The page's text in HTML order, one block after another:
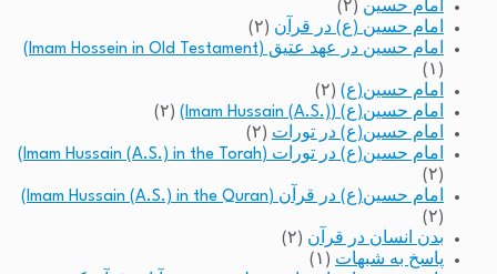
امام حسین (۲)
امام حسین (ع) در قرآن (۲)
امام حسین در عهد عتیق (Imam Hossein in Old Testament)
(۱)
امام حسین(ع) (۲)
امام حسین(ع) (Imam Hussain (A.S.))
(۲)
امام حسین(ع) در تورات (۲)
امام حسین(ع) در تورات (Imam Hussain (A.S.) in the Torah)
(۲)
امام حسین(ع) در قرآن (Imam Hussain (A.S.) in the Quran)
(۲)
بدن انسان در قرآن (۲)
پاسخ به شبهات (۱)